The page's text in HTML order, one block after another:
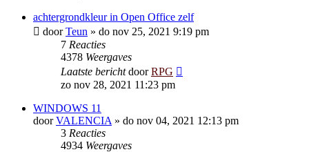
achtergrondkleur in Open Office zelf
doorTeun » do nov 25, 2021 9:19 pm
7 Reacties
4378 Weergaves
Laatste berichtdoorRPG
zo nov 28, 2021 11:23 pm
WINDOWS 11
doorVALENCIA » do nov 04, 2021 12:13 pm
3 Reacties
4934 Weergaves